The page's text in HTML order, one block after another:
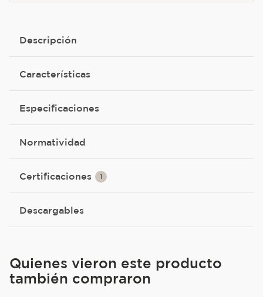
Descripción
Características
Especificaciones
Normatividad
Certificaciones 1
Descargables
Quienes vieron este producto
también compraron